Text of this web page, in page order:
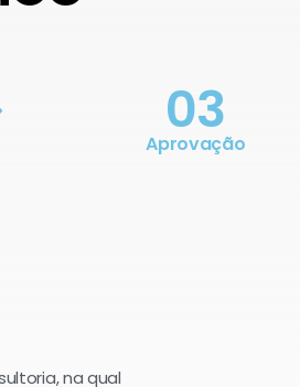
03
Aprovação
na qual